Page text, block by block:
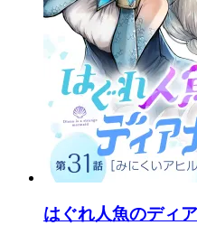
はぐれ人魚のディ